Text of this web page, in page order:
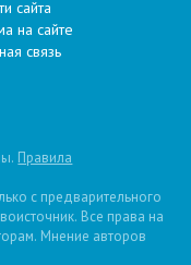
сайта
на сайте
связь
Правила
с предварительного
Все права на
Мнение авторов